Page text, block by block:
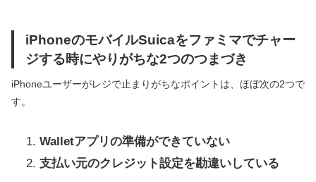
iPhoneのモバイルSuicaをファミマでチャー
ジする時にやりがちな2つのつまづき
iPhoneユーザーがレジで止まりがちなポイントは、ほぼ次の2つで
す。
Walletアプリの準備ができていない
支払い元のクレジット設定を勘違いしている